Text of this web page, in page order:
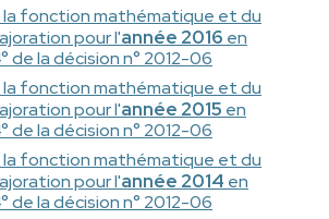
fonction mathématique et du
pour l'année 2016 en
de la décision n° 2012-06
fonction mathématique et du
pour l'année 2015 en
de la décision n° 2012-06
fonction mathématique et du
pour l'année 2014 en
de la décision n° 2012-06